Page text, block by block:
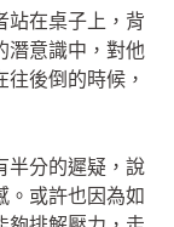
站在桌子上，背
潛意識中，對他
後倒的時候，
半分的遲疑，說
。或許也因為如